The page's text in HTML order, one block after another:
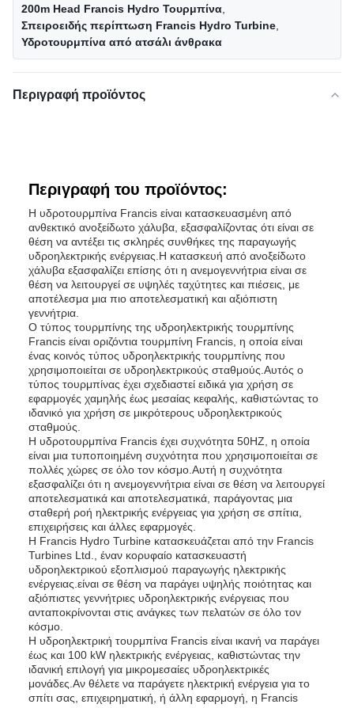
200m Head Francis Hydro Τουρμπίνα
Σπειροειδής περίπτωση Francis Hydro Turbine
Υδροτουρμπίνα από ατσάλι άνθρακα
Περιγραφή προϊόντος
Περιγραφή του προϊόντος:
Η υδροτουρμπίνα Francis είναι κατασκευασμένη από
ανθεκτικό ανοξείδωτο χάλυβα, εξασφαλίζοντας ότι είναι σε
θέση να αντέξει τις σκληρές συνθήκες της παραγωγής
υδροηλεκτρικής ενέργειας.Η κατασκευή από ανοξείδωτο
χάλυβα εξασφαλίζει επίσης ότι η ανεμογεννήτρια είναι σε
θέση να λειτουργεί σε υψηλές ταχύτητες και πιέσεις, με
αποτέλεσμα μια πιο αποτελεσματική και αξιόπιστη
γεννήτρια.
Ο τύπος τουρμπίνης της υδροηλεκτρικής τουρμπίνης
Francis είναι οριζόντια τουρμπίνη Francis, η οποία είναι
ένας κοινός τύπος υδροηλεκτρικής τουρμπίνης που
χρησιμοποιείται σε υδροηλεκτρικούς σταθμούς.Αυτός ο
τύπος τουρμπίνας έχει σχεδιαστεί ειδικά για χρήση σε
εφαρμογές χαμηλής έως μεσαίας κεφαλής, καθιστώντας το
ιδανικό για χρήση σε μικρότερους υδροηλεκτρικούς
σταθμούς.
Η υδροτουρμπίνα Francis έχει συχνότητα 50HZ, η οποία
είναι μια τυποποιημένη συχνότητα που χρησιμοποιείται σε
πολλές χώρες σε όλο τον κόσμο.Αυτή η συχνότητα
εξασφαλίζει ότι η ανεμογεννήτρια είναι σε θέση να λειτουργεί
αποτελεσματικά και αποτελεσματικά, παράγοντας μια
σταθερή ροή ηλεκτρικής ενέργειας για χρήση σε σπίτια,
επιχειρήσεις και άλλες εφαρμογές.
Η Francis Hydro Turbine κατασκευάζεται από την Francis
Turbines Ltd., έναν κορυφαίο κατασκευαστή
υδροηλεκτρικού εξοπλισμού παραγωγής ηλεκτρικής
ενέργειας.είναι σε θέση να παράγει υψηλής ποιότητας και
αξιόπιστες γεννήτριες υδροηλεκτρικής ενέργειας που
ανταποκρίνονται στις ανάγκες των πελατών σε όλο τον
κόσμο.
Η υδροηλεκτρική τουρμπίνα Francis είναι ικανή να παράγει
έως και 100 kW ηλεκτρικής ενέργειας, καθιστώντας την
ιδανική επιλογή για μικρομεσαίες υδροηλεκτρικές
μονάδες.Αν θέλετε να παράγετε ηλεκτρική ενέργεια για το
σπίτι σας, επιχειρηματική, ή άλλη εφαρμογή, η Francis